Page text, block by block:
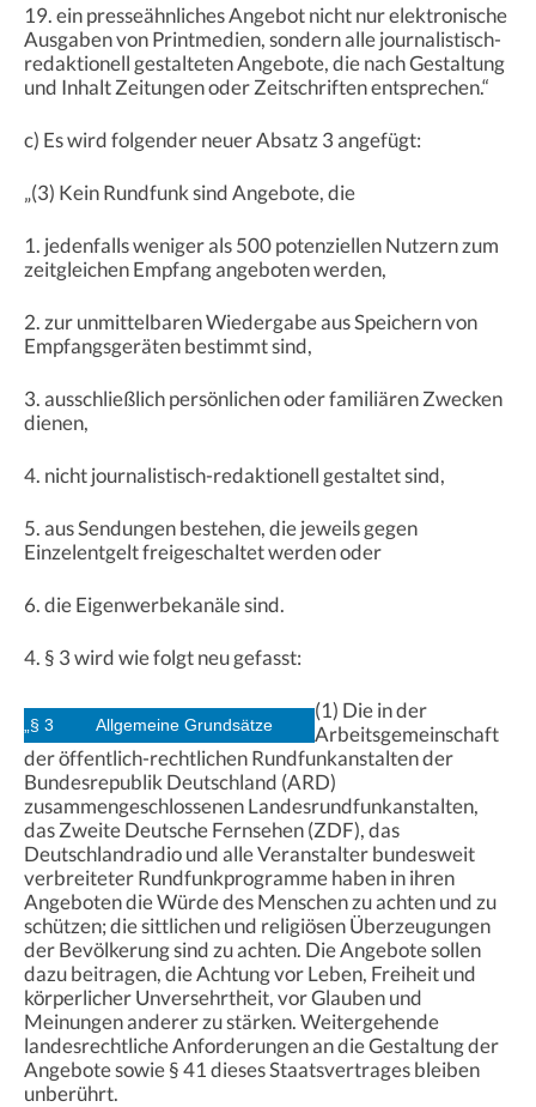
19. ein presseähnliches Angebot nicht nur elektronische
Ausgaben von Printmedien, sondern alle journalistisch-
redaktionell gestalteten Angebote, die nach Gestaltung
und Inhalt Zeitungen oder Zeitschriften entsprechen.“
c) Es wird folgender neuer Absatz 3 angefügt:
„(3) Kein Rundfunk sind Angebote, die
1. jedenfalls weniger als 500 potenziellen Nutzern zum
zeitgleichen Empfang angeboten werden,
2. zur unmittelbaren Wiedergabe aus Speichern von
Empfangsgeräten bestimmt sind,
3. ausschließlich persönlichen oder familiären Zwecken
dienen,
4. nicht journalistisch-redaktionell gestaltet sind,
5. aus Sendungen bestehen, die jeweils gegen
Einzelentgelt freigeschaltet werden oder
6. die Eigenwerbekanäle sind.
4. § 3 wird wie folgt neu gefasst:
„§ 3 Allgemeine Grundsätze
(1) Die in der
Arbeitsgemeinschaft
der öffentlich-rechtlichen Rundfunkanstalten der
Bundesrepublik Deutschland (ARD)
zusammengeschlossenen Landesrundfunkanstalten,
das Zweite Deutsche Fernsehen (ZDF), das
Deutschlandradio und alle Veranstalter bundesweit
verbreiteter Rundfunkprogramme haben in ihren
Angeboten die Würde des Menschen zu achten und zu
schützen; die sittlichen und religiösen Überzeugungen
der Bevölkerung sind zu achten. Die Angebote sollen
dazu beitragen, die Achtung vor Leben, Freiheit und
körperlicher Unversehrtheit, vor Glauben und
Meinungen anderer zu stärken. Weitergehende
landesrechtliche Anforderungen an die Gestaltung der
Angebote sowie § 41 dieses Staatsvertrages bleiben
unberührt.